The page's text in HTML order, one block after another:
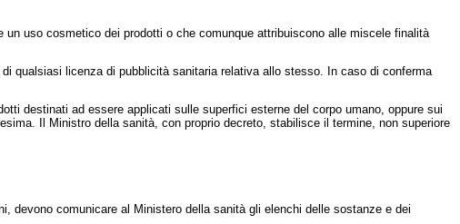
uso cosmetico dei prodotti o che comunque attribuiscono alle miscele finalità
qualsiasi licenza di pubblicità sanitaria relativa allo stesso. In caso di conferma
destinati ad essere applicati sulle superfici esterne del corpo umano, oppure sui
Il Ministro della sanità, con proprio decreto, stabilisce il termine, non superiore
comunicare al Ministero della sanità gli elenchi delle sostanze e dei